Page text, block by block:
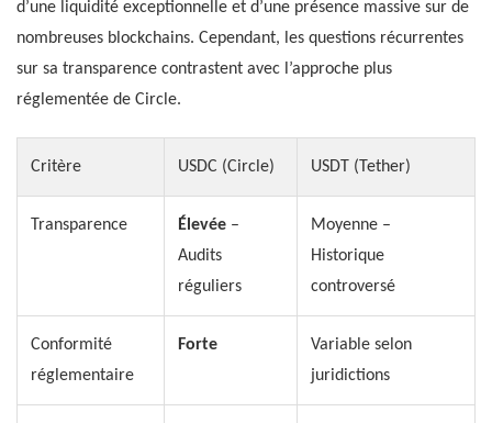
d’une liquidité exceptionnelle et d’une présence massive sur de
nombreuses blockchains. Cependant, les questions récurrentes
sur sa transparence contrastent avec l’approche plus
réglementée de Circle.
Critère USDC (Circle) USDT (Tether)
Transparence Élevée –
Audits
réguliers
Moyenne –
Historique
controversé
Conformité
réglementaire
Forte
Variable selon
juridictions